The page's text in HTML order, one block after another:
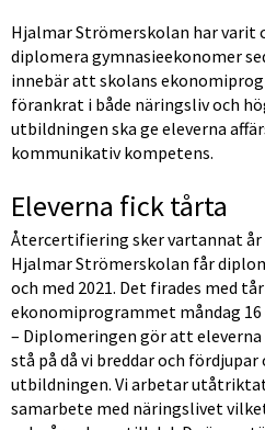
Hjalmar Strömerskolan har
diplomera gymnasieekonomer
innebär att skolans
förankrat i både näringsliv och
utbildningen ska ge eleverna
kommunikativ kompetens.
Eleverna fick tårta
Återcertifiering sker vartannat
Hjalmar Strömerskolan får
och med 2021. Det firades med
ekonomiprogrammet måndag 16
– Diplomeringen gör att
stå på då vi breddar och
utbildningen. Vi arbetar
samarbete med näringslivet